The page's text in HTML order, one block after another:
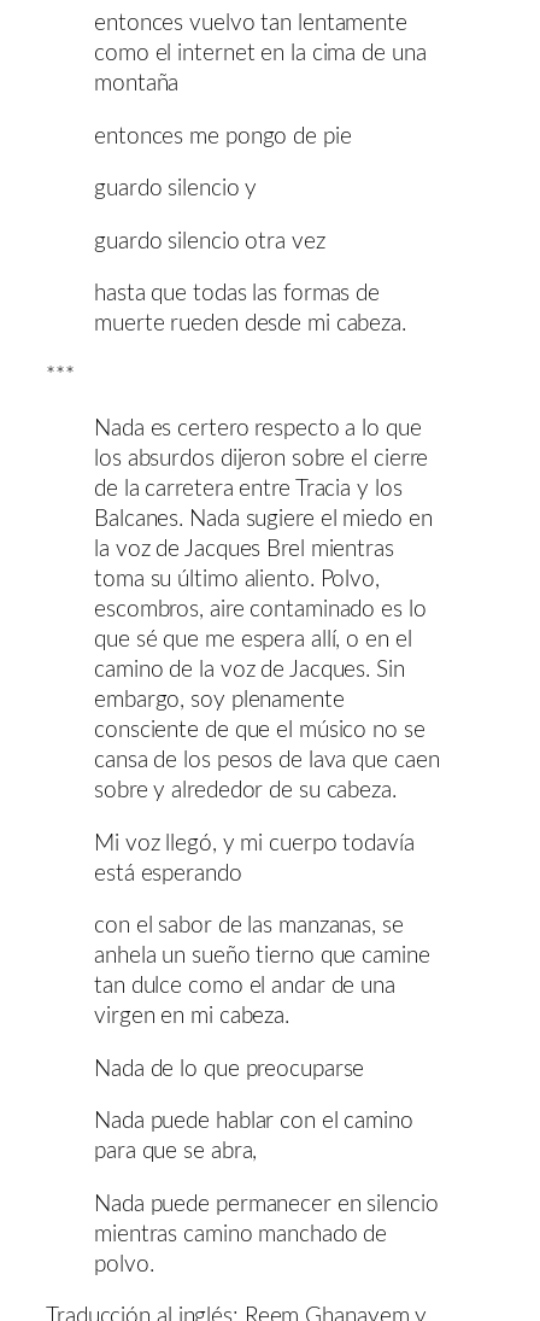
entonces vuelvo tan lentamente
como el internet en la cima de una
montaña
entonces me pongo de pie
guardo silencio y
guardo silencio otra vez
hasta que todas las formas de
muerte rueden desde mi cabeza.
***
Nada es certero respecto a lo que
los absurdos dijeron sobre el cierre
de la carretera entre Tracia y los
Balcanes. Nada sugiere el miedo en
la voz de Jacques Brel mientras
toma su último aliento. Polvo,
escombros, aire contaminado es lo
que sé que me espera allí, o en el
camino de la voz de Jacques. Sin
embargo, soy plenamente
consciente de que el músico no se
cansa de los pesos de lava que caen
sobre y alrededor de su cabeza.
Mi voz llegó, y mi cuerpo todavía
está esperando
con el sabor de las manzanas, se
anhela un sueño tierno que camine
tan dulce como el andar de una
virgen en mi cabeza.
Nada de lo que preocuparse
Nada puede hablar con el camino
para que se abra,
Nada puede permanecer en silencio
mientras camino manchado de
polvo.